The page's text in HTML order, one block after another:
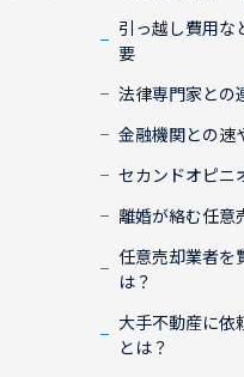
引っ越し費用な
要
法律専門家との
金融機関との速
セカンドオピニ
離婚が絡む任意
任意売却業者を
は？
大手不動産に依
とは？